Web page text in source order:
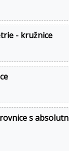
- kružnice
s